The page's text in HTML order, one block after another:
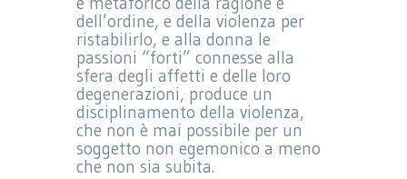
dell’ordine, e della violenza per
ristabilirlo, e alla donna le
passioni “forti” connesse alla
sfera degli affetti e delle loro
degenerazioni, produce un
disciplinamento della violenza,
che non è mai possibile per un
soggetto non egemonico a meno
che non sia subita.